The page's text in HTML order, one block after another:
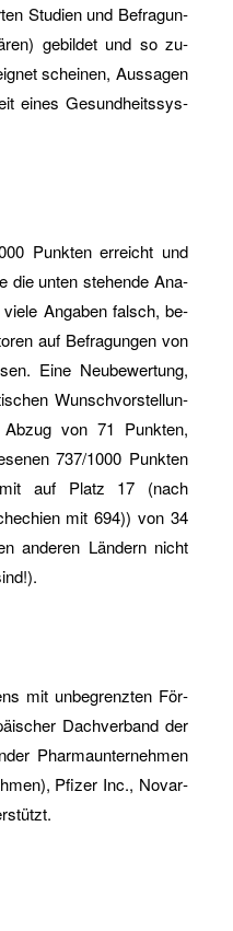
Stu­di­en und Be­fra­gun­
ge­bil­det und so zu­
schei­nen, Aus­sa­gen
eines Ge­sund­heits­sys­
Punk­ten er­reicht und
die unten ste­hen­de Ana­
An­ga­ben falsch, be­
auf Be­fra­gun­gen von
Eine Neu­be­wer­tung,
Wunsch­vor­stel­lun­
von 71 Punk­ten,
737/1000 Punk­ten
auf Platz 17 (nach
mit 694)) von 34
an­de­ren Län­dern nicht
mit un­be­grenz­ten För­
Dach­ver­band der
Phar­ma­un­ter­neh­men
Pfi­zer Inc., No­var­